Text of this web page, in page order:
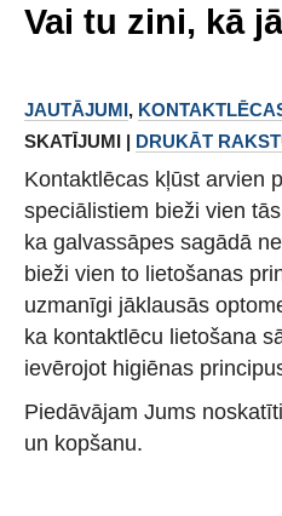
Vai tu zini, kā
JAUTĀJUMI,
SKATĪJUMI | DRUKĀT
Kontaktlēcas kļūst arvien
speciālistiem bieži vien
ka galvassāpes sagādā
bieži vien to lietošanas
uzmanīgi jāklausās
ka kontaktlēcu lietošana
ievērojot higiēnas
Piedāvājam Jums
un kopšanu.